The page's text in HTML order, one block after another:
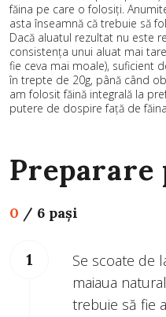
făina pe care o folosiți.
asta înseamnă că trebuie să
Dacă aluatul rezultat nu este
consistența unui aluat mai
fie ceva mai moale), suficient
în trepte de 20g, până când
am folosit făină integrală la
putere de dospire față de
0 / 6 pași
Se scoate de
maiaua
trebuie să fie